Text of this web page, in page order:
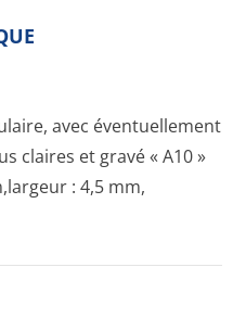
avec éventuellement
claires et gravé « A10 »
: 4,5 mm,